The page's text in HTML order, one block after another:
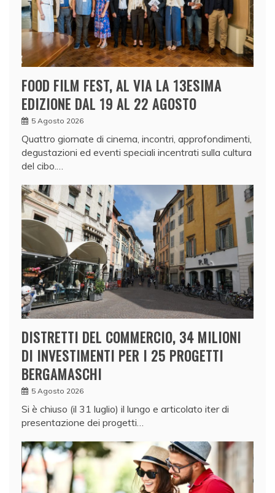
FOOD FILM FEST, AL VIA LA 13ESIMA
EDIZIONE DAL 19 AL 22 AGOSTO
5 Agosto 2026
Quattro giornate di cinema, incontri, approfondimenti,
degustazioni ed eventi speciali incentrati sulla cultura
del cibo.…
DISTRETTI DEL COMMERCIO, 34 MILIONI
DI INVESTIMENTI PER I 25 PROGETTI
BERGAMASCHI
5 Agosto 2026
Si è chiuso (il 31 luglio) il lungo e articolato iter di
presentazione dei progetti…